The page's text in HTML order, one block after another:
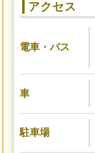
アクセス
電車・バス
車
駐車場